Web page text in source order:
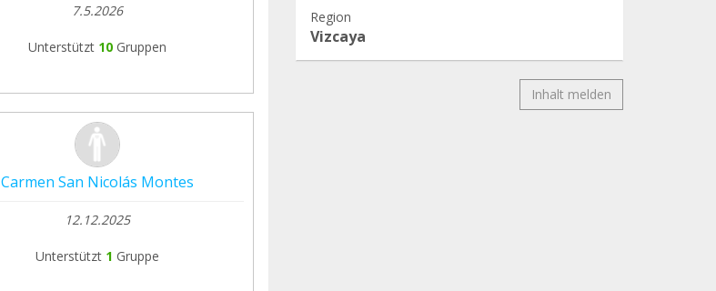
7.5.2026
Unterstützt 10 Gruppen
Carmen San Nicolás Montes
12.12.2025
Unterstützt 1 Gruppe
Region
Vizcaya
Inhalt melden